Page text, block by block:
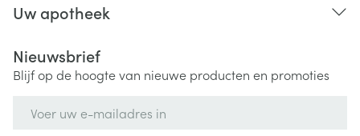
Uw apotheek
Nieuwsbrief
Blijf op de hoogte van nieuwe producten en promoties